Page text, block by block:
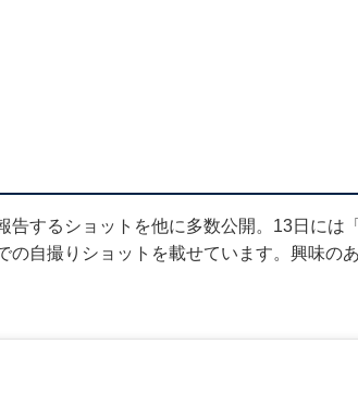
告するショットを他に多数公開。13日には
の自撮りショットを載せています。興味の